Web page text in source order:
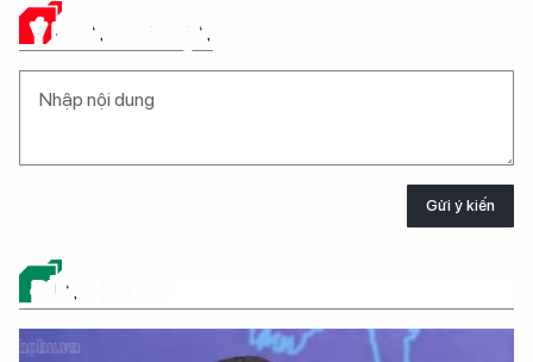
Ý KIẾN CỦA BẠN
Gửi ý kiến
ĐỪNG BỎ LỠ